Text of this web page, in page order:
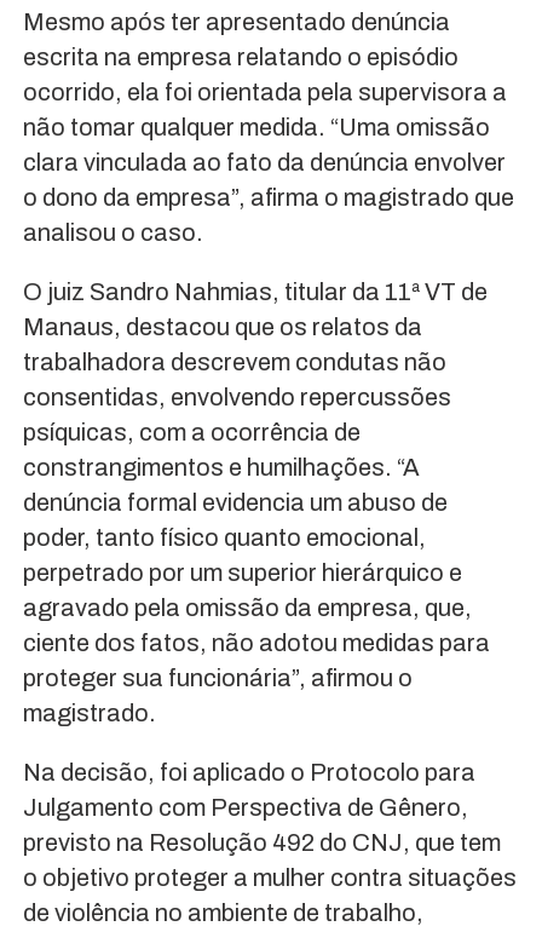
Mesmo após ter apresentado denúncia
escrita na empresa relatando o episódio
ocorrido, ela foi orientada pela supervisora a
não tomar qualquer medida. “Uma omissão
clara vinculada ao fato da denúncia envolver
o dono da empresa”, afirma o magistrado que
analisou o caso.
O juiz Sandro Nahmias, titular da 11ª VT de
Manaus, destacou que os relatos da
trabalhadora descrevem condutas não
consentidas, envolvendo repercussões
psíquicas, com a ocorrência de
constrangimentos e humilhações. “A
denúncia formal evidencia um abuso de
poder, tanto físico quanto emocional,
perpetrado por um superior hierárquico e
agravado pela omissão da empresa, que,
ciente dos fatos, não adotou medidas para
proteger sua funcionária”, afirmou o
magistrado.
Na decisão, foi aplicado o Protocolo para
Julgamento com Perspectiva de Gênero,
previsto na Resolução 492 do CNJ, que tem
o objetivo proteger a mulher contra situações
de violência no ambiente de trabalho,